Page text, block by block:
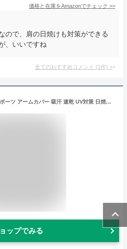
価格と在庫をAmazonでチェック >>
ので、肩の日焼けも対策ができる
、いいですね
全てのおすすめコメント (1件) >
TARO WORKS 冷感 スポーツ アームカバー 吸汗 速乾 UV対策 日焼け止め 親指通し穴付き 白 XL
ップでみる